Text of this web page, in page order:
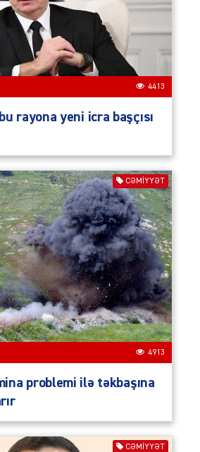
4413
rayona yeni icra başçısı
CƏMIYYƏT
4913
problemi ilə təkbaşına
CƏMIYYƏT